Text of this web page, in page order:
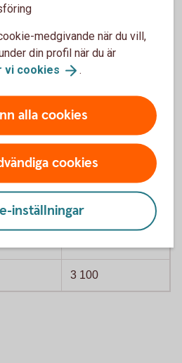
Avrundade tal
ingång
år
Om vid årets
ingång fyllt 66 år
2 700
3 100
3 100
medgivande när du vill,
din profil när du är
vi cookies .
alla cookies
cookies
inställningar